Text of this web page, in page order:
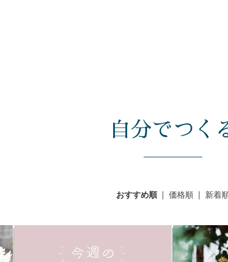
自分でつく
おすすめ順| 価格順 | 新着